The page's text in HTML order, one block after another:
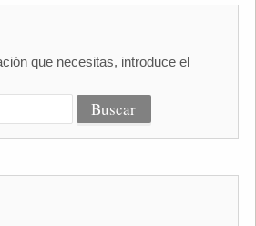
que necesitas, introduce el